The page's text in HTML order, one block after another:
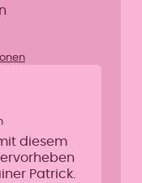
diesem
Patrick.